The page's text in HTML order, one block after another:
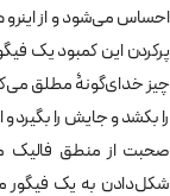
احساس می‌شود و از
پرکردن این کمبود یک
چیز خدای‌گونۀ مطلق
را بکشد و جایش را بگیرد
صحبت از منطق فالیک
شکل‌دادن به یک فیگور